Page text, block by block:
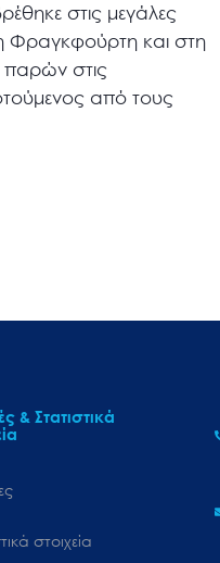
στις μεγάλες
Φραγκφούρτη και στη
παρών στις
από τους
& Στατιστικά
στοιχεία